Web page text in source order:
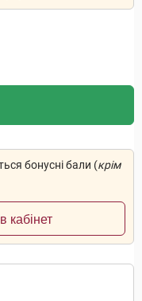
бонусні бали (крім
кабінет